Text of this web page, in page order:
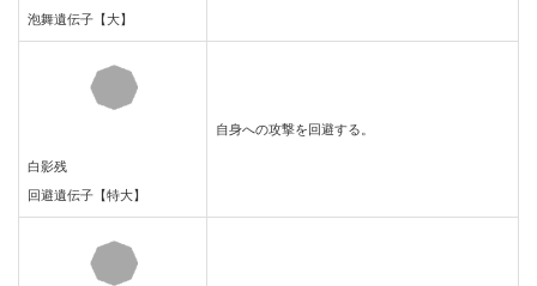
泡舞遺伝子【大】
白影残
回避遺伝子【特大】
自身への攻撃を回避する。